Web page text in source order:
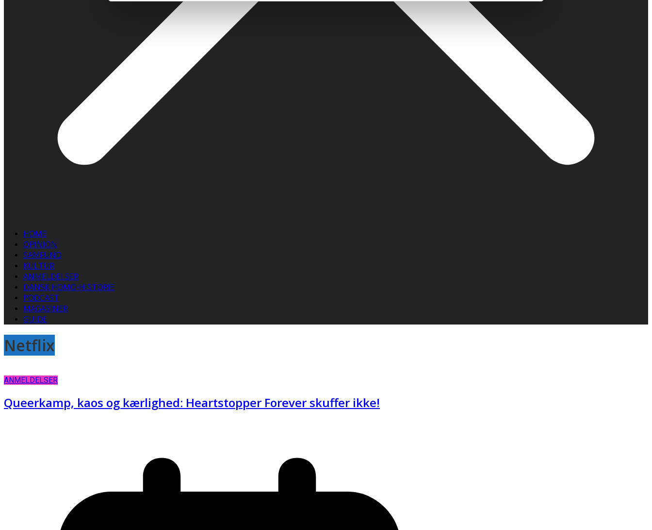
HOME
OPINION
SAMFUND
KULTUR
ANMELDELSER
DANSK HOMO-HISTORIE
PODCAST
MAGASINER
GUIDE
Netflix
ANMELDELSER
Queerkamp, kaos og kærlighed: Heartstopper Forever skuffer ikke!